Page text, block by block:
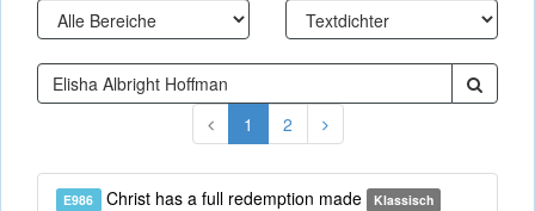
1 2
E986 Christ has a full redemption made Klassisch